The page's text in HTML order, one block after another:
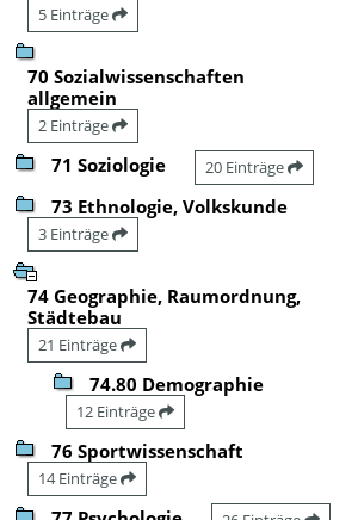
5 Einträge
70 Sozialwissenschaften
allgemein
2 Einträge
71 Soziologie 20 Einträge
73 Ethnologie, Volkskunde
3 Einträge
74 Geographie, Raumordnung,
Städtebau
21 Einträge
74.80 Demographie
12 Einträge
76 Sportwissenschaft
14 Einträge